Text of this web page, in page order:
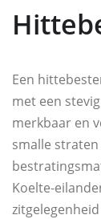
Een
met een
merkbaar en
smalle